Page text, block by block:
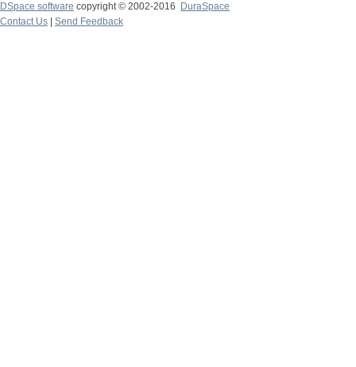
DSpace software copyright © 2002-2016
DuraSpace
Contact Us
Send Feedback